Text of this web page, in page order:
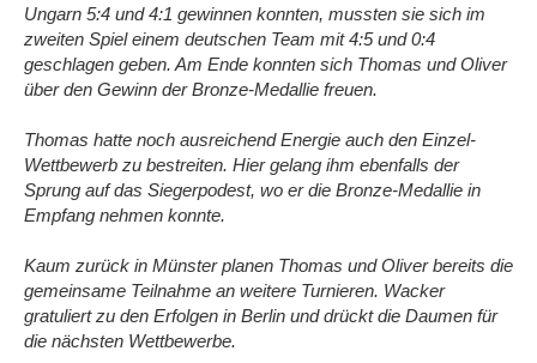
Ungarn 5:4 und 4:1 gewinnen konnten, mussten sie sich im
zweiten Spiel einem deutschen Team mit 4:5 und 0:4
geschlagen geben. Am Ende konnten sich Thomas und Oliver
über den Gewinn der Bronze-Medallie freuen.
Thomas hatte noch ausreichend Energie auch den Einzel-
Wettbewerb zu bestreiten. Hier gelang ihm ebenfalls der
Sprung auf das Siegerpodest, wo er die Bronze-Medallie in
Empfang nehmen konnte.
Kaum zurück in Münster planen Thomas und Oliver bereits die
gemeinsame Teilnahme an weitere Turnieren. Wacker
gratuliert zu den Erfolgen in Berlin und drückt die Daumen für
die nächsten Wettbewerbe.